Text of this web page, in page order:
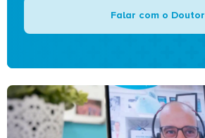
Falar com o Doutor